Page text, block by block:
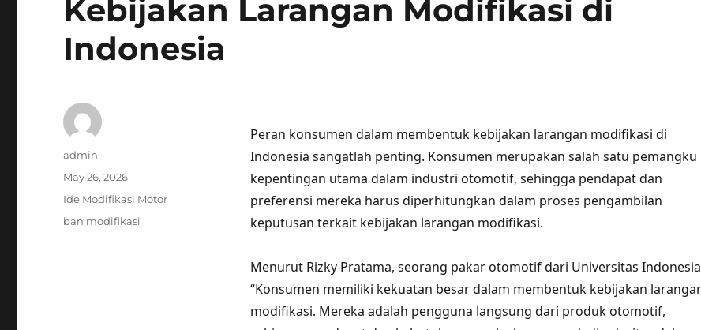
Kebijakan Larangan Modifikasi di
Indonesia
Peran konsumen dalam membentuk kebijakan larangan modifikasi di
Indonesia sangatlah penting. Konsumen merupakan salah satu pemangku
kepentingan utama dalam industri otomotif, sehingga pendapat dan
preferensi mereka harus diperhitungkan dalam proses pengambilan
keputusan terkait kebijakan larangan modifikasi.
Menurut Rizky Pratama, seorang pakar otomotif dari Universitas
“Konsumen memiliki kekuatan besar dalam membentuk kebijakan
modifikasi. Mereka adalah pengguna langsung dari produk otomotif,
Author
admin
Posted
on
May 26, 2026
Categories
Ide Modifikasi Motor
Tags
ban modifikasi